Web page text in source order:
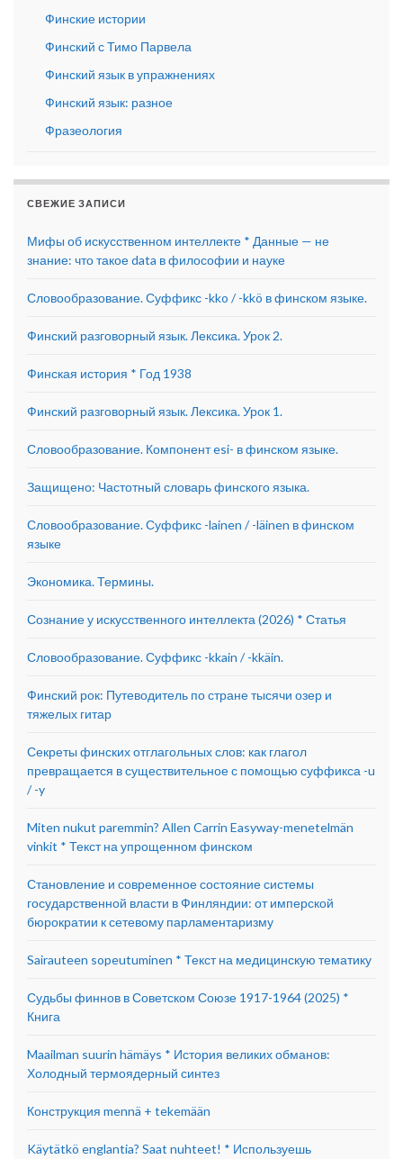
Финские истории
Финский с Тимо Парвела
Финский язык в упражнениях
Финский язык: разное
Фразеология
СВЕЖИЕ ЗАПИСИ
Мифы об искусственном интеллекте * Данные — не
знание: что такое data в философии и науке
Словообразование. Суффикс -kko / -kkö в финском языке.
Финский разговорный язык. Лексика. Урок 2.
Финская история * Год 1938
Финский разговорный язык. Лексика. Урок 1.
Словообразование. Компонент esi- в финском языке.
Защищено: Частотный словарь финского языка.
Словообразование. Суффикс -lainen / -läinen в финском
языке
Экономика. Термины.
Сознание у искусственного интеллекта (2026) * Статья
Словообразование. Суффикс -kkain / -kkäin.
Финский рок: Путеводитель по стране тысячи озер и
тяжелых гитар
Секреты финских отглагольных слов: как глагол
превращается в существительное с помощью суффикса -u
/ -y
Miten nukut paremmin? Allen Carrin Easyway-menetelmän
vinkit * Текст на упрощенном финском
Становление и современное состояние системы
государственной власти в Финляндии: от имперской
бюрократии к сетевому парламентаризму
Sairauteen sopeutuminen * Текст на медицинскую тематику
Судьбы финнов в Советском Союзе 1917-1964 (2025) *
Книга
Maailman suurin hämäys * История великих обманов:
Холодный термоядерный синтез
Конструкция mennä + tekemään
Käytätkö englantia? Saat nuhteet! * Используешь